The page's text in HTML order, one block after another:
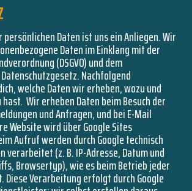
persönlichen Daten ist uns ein Anliegen. Wir
Daten im Einklang mit der
(DSGVO) und dem
Nachfolgend
welche Daten wir erheben, wozu und
hast.Wir erheben Daten beim Besuch der
und Anfragen, und bei E-Mail
Website wird über Google Sites
Aufruf werden durch Google technisch
verarbeitet (z. B. IP-Adresse, Datum und
Browsertyp), wie es beim Betrieb jeder
Diese Verarbeitung erfolgt durch Google